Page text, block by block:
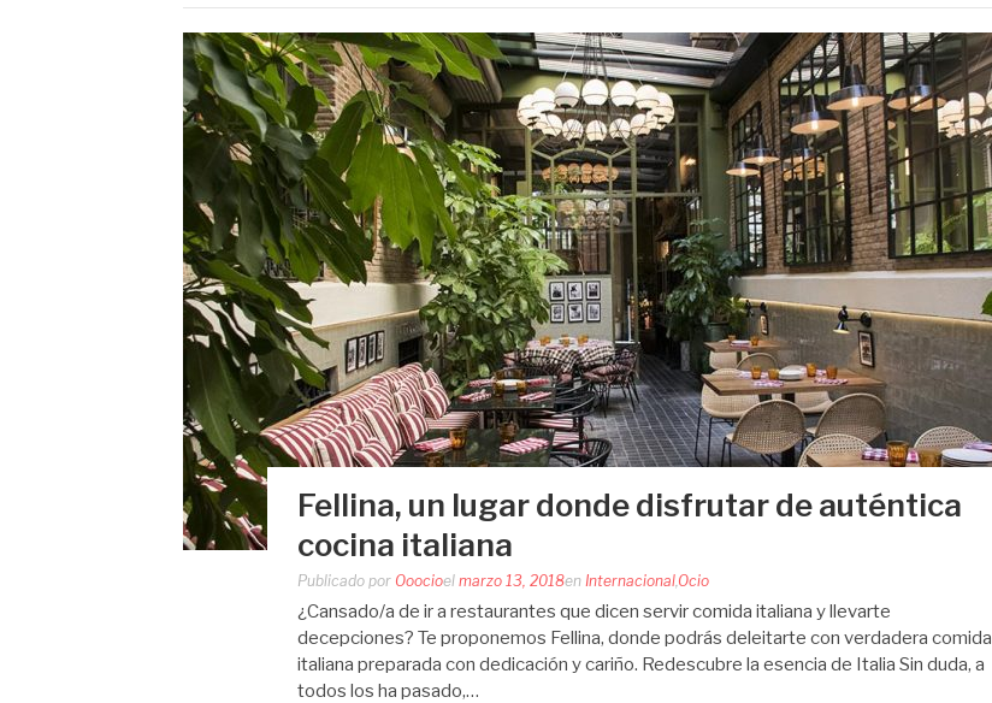
Fellina, un lugar donde disfrutar de auténtica
cocina italiana
Publicado por Ooocioel marzo 13, 2018en Internacional,Ocio
¿Cansado/a de ir a restaurantes que dicen servir comida italiana y llevarte
decepciones? Te proponemos Fellina, donde podrás deleitarte con verdadera comida
italiana preparada con dedicación y cariño. Redescubre la esencia de Italia Sin duda, a
todos los ha pasado,…